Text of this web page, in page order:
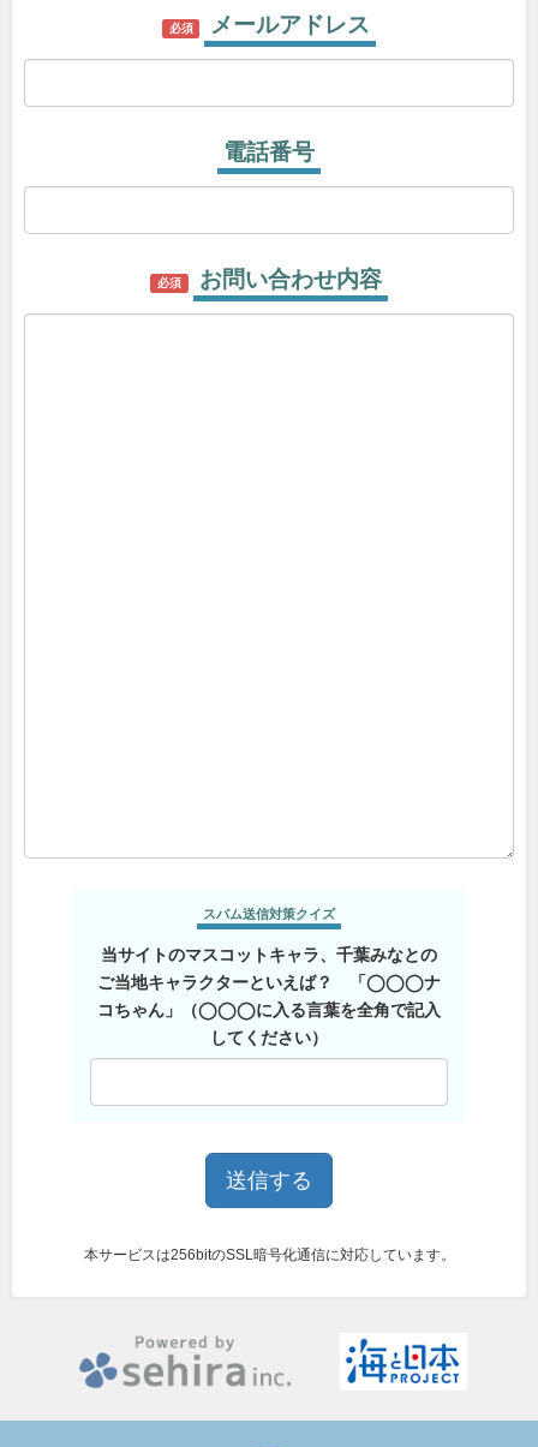
必須 メールアドレス
電話番号
必須 お問い合わせ内容
スパム送信対策クイズ
当サイトのマスコットキャラ、千葉みなとの
ご当地キャラクターといえば？ 「◯◯◯ナ
コちゃん」（◯◯◯に入る言葉を全角で記入
してください）
本サービスは256bitのSSL暗号化通信に対応しています。